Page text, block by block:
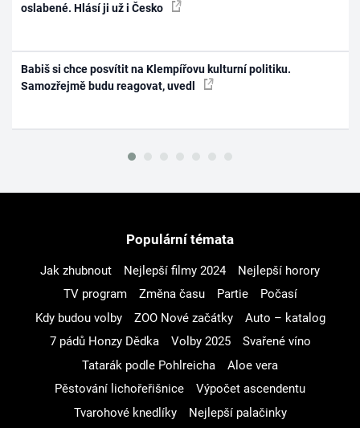
oslabené. Hlásí ji už i Česko
Babiš si chce posvítit na Klempířovu kulturní politiku.
Samozřejmě budu reagovat, uvedl
Populární témata
Jak zhubnout Nejlepší filmy 2024
Nejlepší horory
TV program
Změna času Partie
Počasí
Kdy budou volby
ZOO Nové začátky
Auto – katalog
7 pádů Honzy Dědka
Volby 2025
Svařené víno
Tatarák podle Pohlreicha
Aloe vera
Pěstování lichořeřišnice
Výpočet ascendentu
Tvarohové knedlíky
Nejlepší palačinky